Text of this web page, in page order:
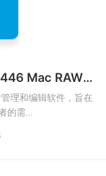
Corel AfterShot Pro v3.7.0.446 Mac RAW照片管理编辑器破解版
理和编辑软件，旨在
的需...